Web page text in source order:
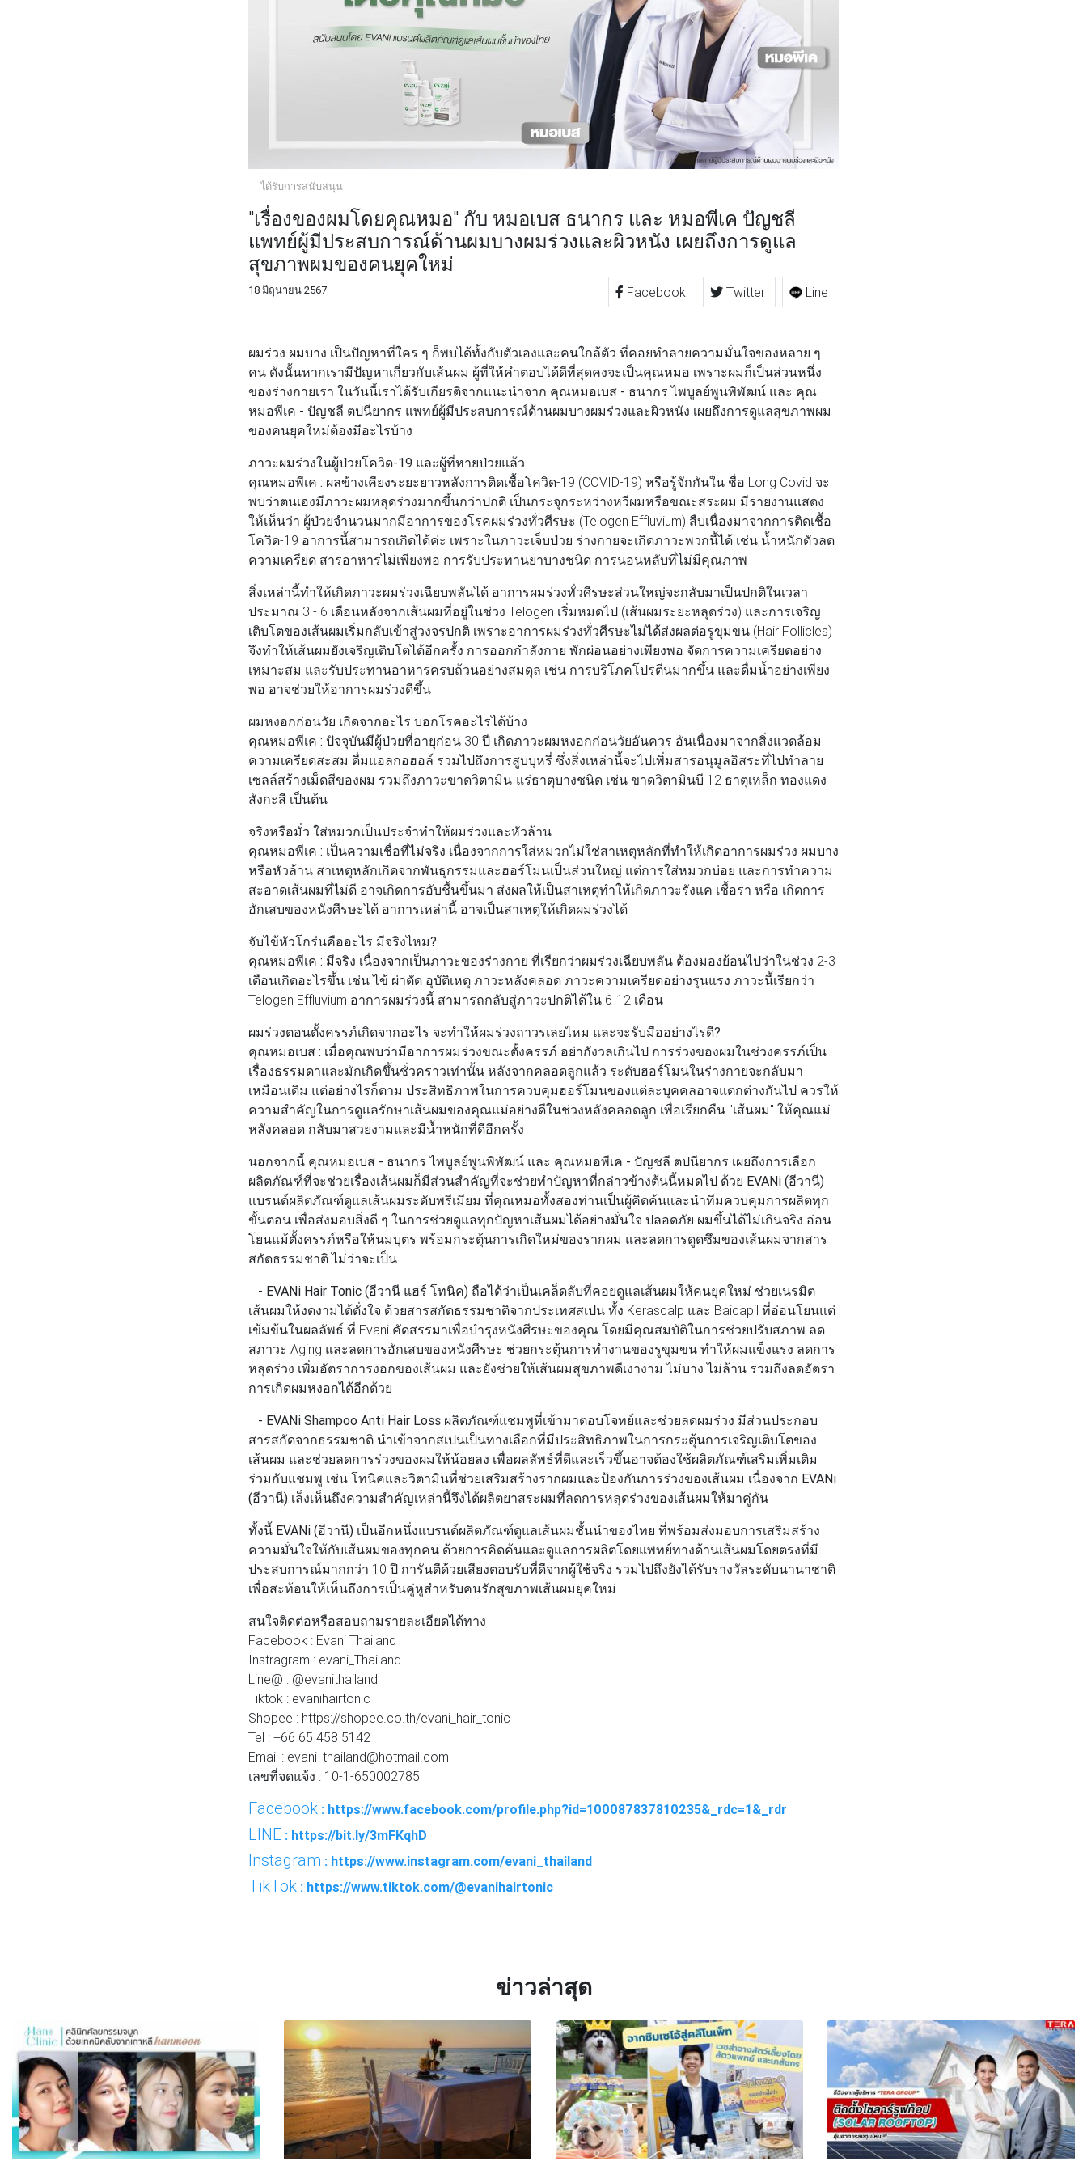
ได้รับการสนับสนุน
"เรื่องของผมโดยคุณหมอ" กับ หมอเบส ธนากร และ หมอพีเค ปัญชลี
แพทย์ผู้มีประสบการณ์ด้านผมบางผมร่วงและผิวหนัง เผยถึงการดูแล
สุขภาพผมของคนยุคใหม่
18 มิถุนายน 2567 Facebook Twitter
Line
ผมร่วง ผมบาง เป็นปัญหาที่ใคร ๆ ก็พบได้ทั้งกับตัวเองและคนใกล้ตัว ที่คอยทำลายความมั่นใจของหลาย ๆ
คน ดังนั้นหากเรามีปัญหาเกี่ยวกับเส้นผม ผู้ที่ให้คำตอบได้ดีที่สุดคงจะเป็นคุณหมอ เพราะผมก็เป็นส่วนหนึ่ง
ของร่างกายเรา ในวันนี้เราได้รับเกียรติจากแนะนำจาก คุณหมอเบส - ธนากร ไพบูลย์พูนพิพัฒน์ และ คุณ
หมอพีเค - ปัญชลี ตปนียากร แพทย์ผู้มีประสบการณ์ด้านผมบางผมร่วงและผิวหนัง เผยถึงการดูแลสุขภาพผม
ของคนยุคใหม่ต้องมีอะไรบ้าง
ภาวะผมร่วงในผู้ป่วยโควิด-19 และผู้ที่หายป่วยแล้ว
คุณหมอพีเค : ผลข้างเคียงระยะยาวหลังการติดเชื้อโควิด-19 (COVID-19) หรือรู้จักกันใน ชื่อ Long Covid จะ
พบว่าตนเองมีภาวะผมหลุดร่วงมากขึ้นกว่าปกติ เป็นกระจุกระหว่างหวีผมหรือขณะสระผม มีรายงานแสดง
ให้เห็นว่า ผู้ป่วยจำนวนมากมีอาการของโรคผมร่วงทั่วศีรษะ (Telogen Effluvium) สืบเนื่องมาจากการติดเชื้อ
โควิด-19 อาการนี้สามารถเกิดได้ค่ะ เพราะในภาวะเจ็บป่วย ร่างกายจะเกิดภาวะพวกนี้ได้ เช่น น้ำหนักตัวลด
ความเครียด สารอาหารไม่เพียงพอ การรับประทานยาบางชนิด การนอนหลับที่ไม่มีคุณภาพ
สิ่งเหล่านี้ทำให้เกิดภาวะผมร่วงเฉียบพลันได้ อาการผมร่วงทั่วศีรษะส่วนใหญ่จะกลับมาเป็นปกติในเวลา
ประมาณ 3 - 6 เดือนหลังจากเส้นผมที่อยู่ในช่วง Telogen เริ่มหมดไป (เส้นผมระยะหลุดร่วง) และการเจริญ
เติบโตของเส้นผมเริ่มกลับเข้าสู่วงจรปกติ เพราะอาการผมร่วงทั่วศีรษะไม่ได้ส่งผลต่อรูขุมขน (Hair Follicles)
จึงทำให้เส้นผมยังเจริญเติบโตได้อีกครั้ง การออกกำลังกาย พักผ่อนอย่างเพียงพอ จัดการความเครียดอย่าง
เหมาะสม และรับประทานอาหารครบถ้วนอย่างสมดุล เช่น การบริโภคโปรตีนมากขึ้น และดื่มน้ำอย่างเพียง
พอ อาจช่วยให้อาการผมร่วงดีขึ้น
ผมหงอกก่อนวัย เกิดจากอะไร บอกโรคอะไรได้บ้าง
คุณหมอพีเค : ปัจจุบันมีผู้ป่วยที่อายุก่อน 30 ปี เกิดภาวะผมหงอกก่อนวัยอันควร อันเนื่องมาจากสิ่งแวดล้อม
ความเครียดสะสม ดื่มแอลกอฮอล์ รวมไปถึงการสูบบุหรี่ ซึ่งสิ่งเหล่านี้จะไปเพิ่มสารอนุมูลอิสระที่ไปทำลาย
เซลล์สร้างเม็ดสีของผม รวมถึงภาวะขาดวิตามิน-แร่ธาตุบางชนิด เช่น ขาดวิตามินบี 12 ธาตุเหล็ก ทองแดง
สังกะสี เป็นต้น
จริงหรือมั่ว ใส่หมวกเป็นประจำทำให้ผมร่วงและหัวล้าน
คุณหมอพีเค : เป็นความเชื่อที่ไม่จริง เนื่องจากการใส่หมวกไม่ใช่สาเหตุหลักที่ทำให้เกิดอาการผมร่วง ผมบาง
หรือหัวล้าน สาเหตุหลักเกิดจากพันธุกรรมและฮอร์โมนเป็นส่วนใหญ่ แต่การใส่หมวกบ่อย และการทำความ
สะอาดเส้นผมที่ไม่ดี อาจเกิดการอับชื้นขึ้นมา ส่งผลให้เป็นสาเหตุทำให้เกิดภาวะรังแค เชื้อรา หรือ เกิดการ
อักเสบของหนังศีรษะได้ อาการเหล่านี้ อาจเป็นสาเหตุให้เกิดผมร่วงได้
จับไข้หัวโกร๋นคืออะไร มีจริงไหม?
คุณหมอพีเค : มีจริง เนื่องจากเป็นภาวะของร่างกาย ที่เรียกว่าผมร่วงเฉียบพลัน ต้องมองย้อนไปว่าในช่วง 2-3
เดือนเกิดอะไรขึ้น เช่น ไข้ ผ่าตัด อุบัติเหตุ ภาวะหลังคลอด ภาวะความเครียดอย่างรุนแรง ภาวะนี้เรียกว่า
Telogen Effluvium อาการผมร่วงนี้ สามารถกลับสู่ภาวะปกติได้ใน 6-12 เดือน
ผมร่วงตอนตั้งครรภ์เกิดจากอะไร จะทำให้ผมร่วงถาวรเลยไหม และจะรับมืออย่างไรดี?
คุณหมอเบส : เมื่อคุณพบว่ามีอาการผมร่วงขณะตั้งครรภ์ อย่ากังวลเกินไป การร่วงของผมในช่วงครรภ์เป็น
เรื่องธรรมดาและมักเกิดขึ้นชั่วคราวเท่านั้น หลังจากคลอดลูกแล้ว ระดับฮอร์โมนในร่างกายจะกลับมา
เหมือนเดิม แต่อย่างไรก็ตาม ประสิทธิภาพในการควบคุมฮอร์โมนของแต่ละบุคคลอาจแตกต่างกันไป ควรให้
ความสำคัญในการดูแลรักษาเส้นผมของคุณแม่อย่างดีในช่วงหลังคลอดลูก เพื่อเรียกคืน "เส้นผม" ให้คุณแม่
หลังคลอด กลับมาสวยงามและมีน้ำหนักที่ดีอีกครั้ง
นอกจากนี้ คุณหมอเบส - ธนากร ไพบูลย์พูนพิพัฒน์ และ คุณหมอพีเค - ปัญชลี ตปนียากร เผยถึงการเลือก
ผลิตภัณฑ์ที่จะช่วยเรื่องเส้นผมก็มีส่วนสำคัญที่จะช่วยทำปัญหาที่กล่าวข้างต้นนี้หมดไป ด้วย EVANi (อีวานี)
แบรนด์ผลิตภัณฑ์ดูแลเส้นผมระดับพรีเมียม ที่คุณหมอทั้งสองท่านเป็นผู้คิดค้นและนำทีมควบคุมการผลิตทุก
ขั้นตอน เพื่อส่งมอบสิ่งดี ๆ ในการช่วยดูแลทุกปัญหาเส้นผมได้อย่างมั่นใจ ปลอดภัย ผมขึ้นได้ไม่เกินจริง อ่อน
โยนแม้ตั้งครรภ์หรือให้นมบุตร พร้อมกระตุ้นการเกิดใหม่ของรากผม และลดการดูดซึมของเส้นผมจากสาร
สกัดธรรมชาติ ไม่ว่าจะเป็น
- EVANi Hair Tonic (อีวานี แฮร์ โทนิค) ถือได้ว่าเป็นเคล็ดลับที่คอยดูแลเส้นผมให้คนยุคใหม่ ช่วยเนรมิต
เส้นผมให้งดงามได้ดั่งใจ ด้วยสารสกัดธรรมชาติจากประเทศสเปน ทั้ง Kerascalp และ Baicapil ที่อ่อนโยนแต่
เข้มข้นในผลลัพธ์ ที่ Evani คัดสรรมาเพื่อบำรุงหนังศีรษะของคุณ โดยมีคุณสมบัติในการช่วยปรับสภาพ ลด
สภาวะ Aging และลดการอักเสบของหนังศีรษะ ช่วยกระตุ้นการทำงานของรูขุมขน ทำให้ผมแข็งแรง ลดการ
หลุดร่วง เพิ่มอัตราการงอกของเส้นผม และยังช่วยให้เส้นผมสุขภาพดีเงางาม ไม่บาง ไม่ล้าน รวมถึงลดอัตรา
การเกิดผมหงอกได้อีกด้วย
- EVANi Shampoo Anti Hair Loss ผลิตภัณฑ์แชมพูที่เข้ามาตอบโจทย์และช่วยลดผมร่วง มีส่วนประกอบ
สารสกัดจากธรรมชาติ นำเข้าจากสเปนเป็นทางเลือกที่มีประสิทธิภาพในการกระตุ้นการเจริญเติบโตของ
เส้นผม และช่วยลดการร่วงของผมให้น้อยลง เพื่อผลลัพธ์ที่ดีและเร็วขึ้นอาจต้องใช้ผลิตภัณฑ์เสริมเพิ่มเติม
ร่วมกับแชมพู เช่น โทนิคและวิตามินที่ช่วยเสริมสร้างรากผมและป้องกันการร่วงของเส้นผม เนื่องจาก EVANi
(อีวานี) เล็งเห็นถึงความสำคัญเหล่านี้จึงได้ผลิตยาสระผมที่ลดการหลุดร่วงของเส้นผมให้มาคู่กัน
ทั้งนี้ EVANi (อีวานี) เป็นอีกหนึ่งแบรนด์ผลิตภัณฑ์ดูแลเส้นผมชั้นนำของไทย ที่พร้อมส่งมอบการเสริมสร้าง
ความมั่นใจให้กับเส้นผมของทุกคน ด้วยการคิดค้นและดูแลการผลิตโดยแพทย์ทางด้านเส้นผมโดยตรงที่มี
ประสบการณ์มากกว่า 10 ปี การันตีด้วยเสียงตอบรับที่ดีจากผู้ใช้จริง รวมไปถึงยังได้รับรางวัลระดับนานาชาติ
เพื่อสะท้อนให้เห็นถึงการเป็นคู่หูสำหรับคนรักสุขภาพเส้นผมยุคใหม่
สนใจติดต่อหรือสอบถามรายละเอียดได้ทาง
Facebook : Evani Thailand
Instragram : evani_Thailand
Line@ : @evanithailand
Tiktok : evanihairtonic
Shopee : https://shopee.co.th/evani_hair_tonic
Tel : +66 65 458 5142
Email : evani_thailand@hotmail.com
เลขที่จดแจ้ง : 10-1-650002785
Facebook : https://www.facebook.com/profile.php?id=100087837810235&_rdc=1&_rdr
LINE : https://bit.ly/3mFKqhD
Instagram : https://www.instagram.com/evani_thailand
TikTok : https://www.tiktok.com/@evanihairtonic
ข่าวล่าสุด